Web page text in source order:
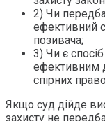
2) Чи
ефективний
позивача;
3) Чи є
ефективним
спірних
Якщо суд дійде
захисту не